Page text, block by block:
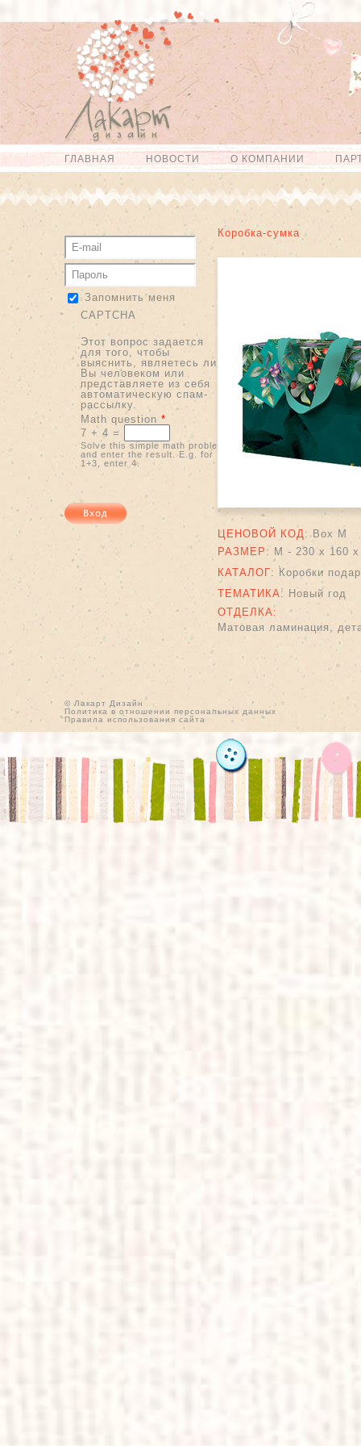
Перейти к
основному
содержанию
Skip to
navigation
Главное меню
ГЛАВНАЯ НОВОСТИ О КОМПАНИИ
Запомнить меня
CAPTCHA
Этот вопрос задается
для того, чтобы
выяснить, являетесь ли
Вы человеком или
представляете из себя
автоматическую спам-
рассылку.
Math question *
7 + 4 =
Solve this simple math problem
and enter the result. E.g. for
1+3, enter 4.
Коробка-сумка
ЦЕНОВОЙ КОД: Box M
РАЗМЕР: M - 230 x 160
КАТАЛОГ: Коробки
ТЕМАТИКА: Новый год
ОТДЕЛКА:
Матовая ламинация,
© Лакарт Дизайн
Политика в отношении персональных данных
Правила использования сайта